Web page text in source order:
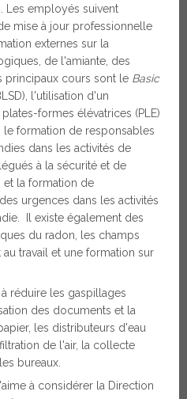
Les employés suivent
mise à jour professionnelle
externes sur la
de l'amiante, des
principaux cours sont le Basic
l'utilisation d'un
formes élévatrices (PLE)
le formation de responsables
dans les activités de
à la sécurité et de
et la formation de
urgences dans les activités
Il existe également des
du radon, les champs
travail et une formation sur
réduire les gaspillages
des documents et la
les distributeurs d'eau
de l'air, la collecte
bureaux.
à considérer la Direction